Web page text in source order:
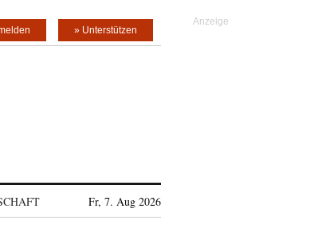
» Unterstützen
Fr, 7. Aug 2026